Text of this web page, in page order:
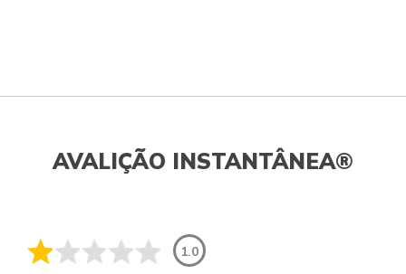
AVALIÇÃO INSTANTÂNEA®
1.0